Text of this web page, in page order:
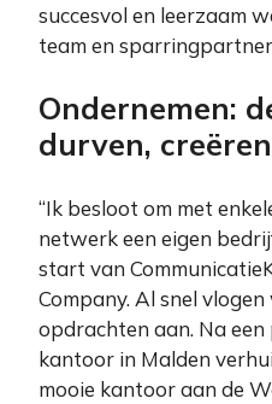
succesvol en leerzaam
team en sparringpartner
Ondernemen:
durven,
“Ik besloot om met
netwerk een eigen
start van
Company. Al snel
opdrachten aan. Na
kantoor in Malden
mooie kantoor aan de